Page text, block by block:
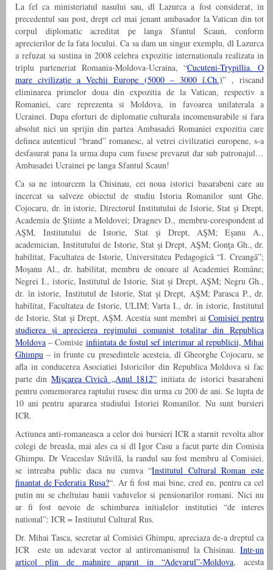
La fel ca ministeriatul nasului sau, dl Lazurca a fost considerat, in
precedentul sau post, drept cel mai jenant ambasador la Vatican din tot
corpul diplomatic acreditat pe langa Sfantul Scaun, conform
aprecierilor de la fata locului. Ca sa dam un singur exemplu, dl Lazurca
a refuzat sa sustina in 2008 celebra expozitie internationala realizata in
triplu parteneriat Romania-Moldova-Ucraina, “Cucuteni-Trypillia. O
mare civilizaţie a Vechii Europe (5000 – 3000 î.Ch.)” , riscand
eliminarea primelor doua din expozitia de la Vatican, respectiv a
Romaniei, care reprezenta si Moldova, in favoarea unilaterala a
Ucrainei. Dupa eforturi de diplomatie culturala incomensurabile si fara
absolut nici un sprijin din partea Ambasadei Romaniei expozitia care
definea autenticul “brand” romanesc, al vetrei civilizatiei europene, s-a
desfasurat pana la urma dupa cum fusese prevazut dar sub patronajul…
Ambasadei Ucrainei pe langa Sfantul Scaun!
Ca sa ne intoarcem la Chisinau, cei noua istorici basarabeni care au
incercat sa salveze obiectul de studiu Istoria Romanilor sunt Ghe.
Cojocaru, dr. în istorie, Directorul Institutului de Istorie, Stat şi Drept,
Academia de Ştiinte a Moldovei; Dragnev D., membru-corespondent al
AŞM, Institutului de Istorie, Stat şi Drept, AŞM; Eşanu A.,
academician, Institutului de Istorie, Stat şi Drept, AŞM; Gonţa Gh., dr.
habilitat, Facultatea de Istorie, Universitatea Pedagogică “I. Creangă”;
Moşanu Al., dr. habilitat, membru de onoare al Academiei Române;
Negrei I., istoric, Institutul de Istorie, Stat şi Drept, AŞM; Negru Gh.,
dr. în istorie, Institutul de Istorie, Stat şi Drept, AŞM; Parasca P., dr.
habilitat, Facultatea de Istorie, ULIM; Varta I., dr. în istorie, Institutul
de Istorie, Stat şi Drept, AŞM. Acestia sunt membri aiComisiei pentru
studierea și aprecierea regimului comunist totalitar din Republica
Moldova – Comisie infiintata de fostul sef interimar al republicii, Mihai
Ghimpu – in frunte cu presedintele acesteia, dl Gheorghe Cojocaru, se
afla in conducerea Asociatiei Istoricilor din Republica Moldova si fac
parte din Mişcarea Civică „Anul 1812” initiata de istorici basarabeni
pentru comemorarea raptului rusesc din urma cu 200 de ani. Se lupta de
10 ani pentru apararea studiului Istoriei Romanilor. Nu sunt bursieri
ICR.
Actiunea anti-romaneasca a celor doi bursieri ICR a starnit revolta altor
colegi de breasla, mai ales ca si dl Igor Casu a facut parte din Comisia
Ghimpu. Dr Veaceslav Stăvilă, la randul sau fost membru al Comisiei,
se intreaba public daca nu cumva “Institutul Cultural Roman este
finantat de Federatia Rusa?“. Ar fi fost mai bine, cred eu, pentru ca cel
putin nu se cheltuiau banii vaduvelor si pensionarilor romani. Nici nu
ar fi fost nevoie de schimbarea initialelor institutiei “de interes
national”: ICR = Institutul Cultural Rus.
Dr. Mihai Tasca, secretar al Comisiei Ghimpu, apreciaza de-a dreptul ca
ICR este un adevarat vector al antiromanismul la Chisinau. Intr-un
articol plin de mahnire aparut in “Adevarul”-Moldova, acesta